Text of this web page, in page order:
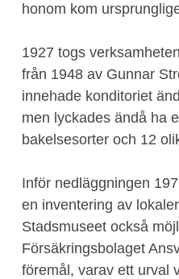
honom kom
1927 togs
från 1948 av Gunnar
innehade konditoriet
men lyckades ändå ha
bakelsesorter och 12
Inför nedläggningen
en inventering av
Stadsmuseet också
Försäkringsbolaget
föremål, varav ett urval